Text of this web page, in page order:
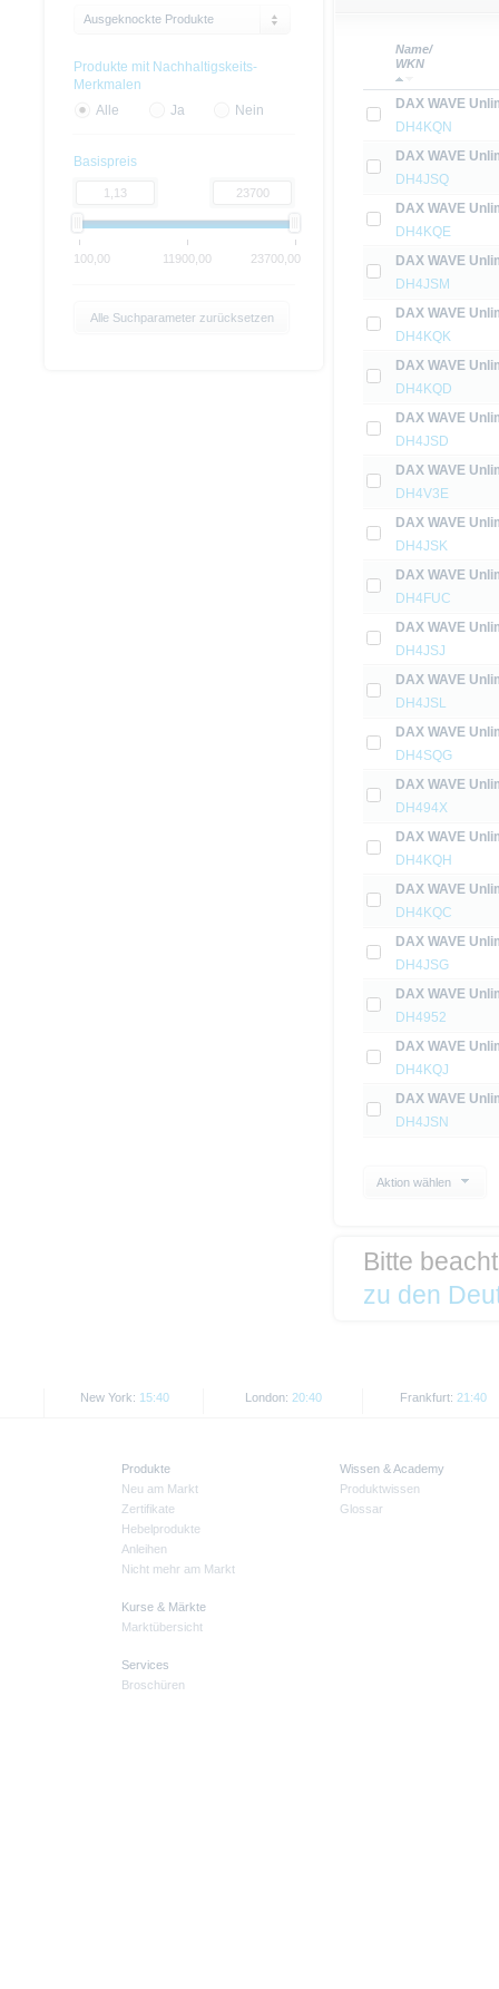
Name/
WKN
DAX WAVE
DH4KQN
DAX WAVE
DH4JSQ
DAX WAVE
DH4KQE
DAX WAVE
DH4JSM
DAX WAVE
DH4KQK
DAX WAVE
DH4KQD
DAX WAVE
DH4JSD
DAX WAVE
DH4V3E
DAX WAVE
DH4JSK
DAX WAVE
DH4FUC
DAX WAVE
DH4JSJ
DAX WAVE
DH4JSL
DAX WAVE
DH4SQG
DAX WAVE
DH494X
DAX WAVE
DH4KQH
DAX WAVE
DH4KQC
DAX WAVE
DH4JSG
DAX WAVE
DH4952
DAX WAVE
DH4KQJ
DAX WAVE
DH4JSN
Aktion wählen
Bitte
zu den
Ausgeknockte Produkte
Produkte mit Nachhaltigskeits-
Merkmalen
Alle
Ja Nein
Basispreis
100,00 11900,00 23700,00
Alle Suchparameter zurücksetzen
New York: 15:40 London: 20:40 Frankfurt: 21:40
Produkte
Neu am Markt
Zertifikate
Hebelprodukte
Anleihen
Nicht mehr am Markt
Kurse & Märkte
Marktübersicht
Services
Broschüren
Wissen & Academy
Produktwissen
Glossar